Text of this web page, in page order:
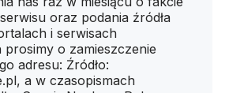
oraz podania źródła
i serwisach
o zamieszczenie
adresu: Źródło:
a w czasopismach